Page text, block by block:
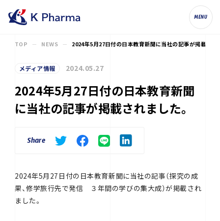
株式会社ケイファーマ（K Pharma, Inc.
MENU
TOP NEWS 2024年5月27日付の日本教育新聞に当社の記事が掲載され
メディア情報 2024.05.27
2024年5月27日付の日本教育新聞
に当社の記事が掲載されました。
Share
2024年5月27日付の日本教育新聞に当社の記事（探究の成
果、修学旅行先で発信 ３年間の学びの集大成）が掲載され
ました。